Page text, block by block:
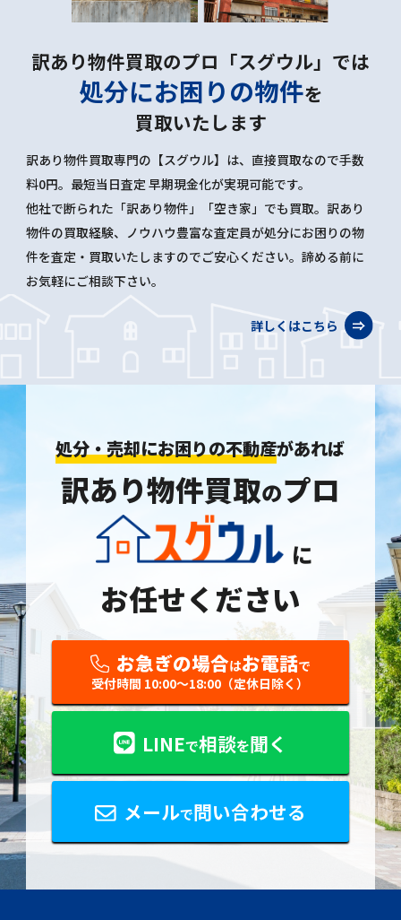
訳あり物件買取のプロ「スグウル」では
処分にお困りの物件を
買取いたします
訳あり物件買取専門の【スグウル】は、直接買取なので手数
料0円。最短当日査定 早期現金化が実現可能です。
他社で断られた「訳あり物件」「空き家」でも買取。訳あり
物件の買取経験、ノウハウ豊富な査定員が処分にお困りの物
件を査定・買取いたしますのでご安心ください。諦める前に
お気軽にご相談下さい。
詳しくはこちら
処分・売却にお困りの不動産があれば
訳あり物件買取のプロ
に
お任せください
お急ぎの場合はお電話で
受付時間 10:00〜18:00（定休日除く）
LINEで相談を聞く
メールで問い合わせる